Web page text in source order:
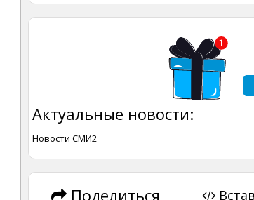
Актуальные новости:
Новости СМИ2
Поделиться